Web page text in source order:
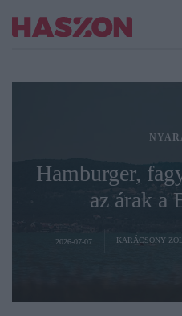
Hamburger,
az árak a
2026-07-07 KARÁCSONY